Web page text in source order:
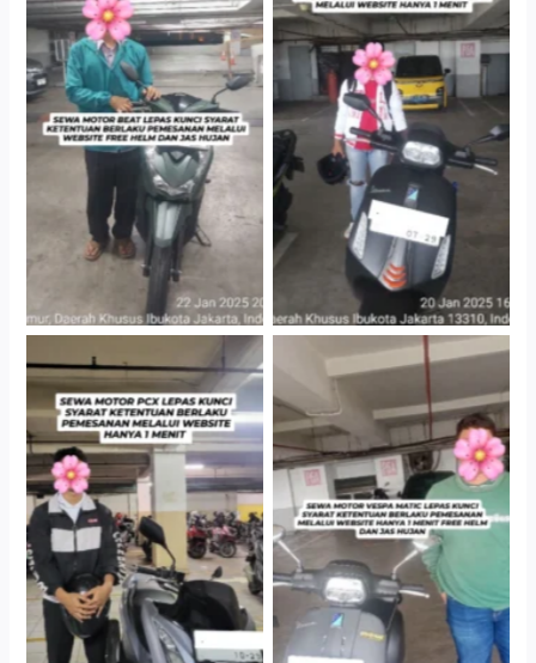
Cityplaza Jatinegara
Gedung Parkir P6A
Cityplaza Jatinegara
Gedung Parkir P6A
Hotel Kartika Chandra,
Jakarta Selatan
Cityplaza Jatinegara
Gedung Parkir P6A